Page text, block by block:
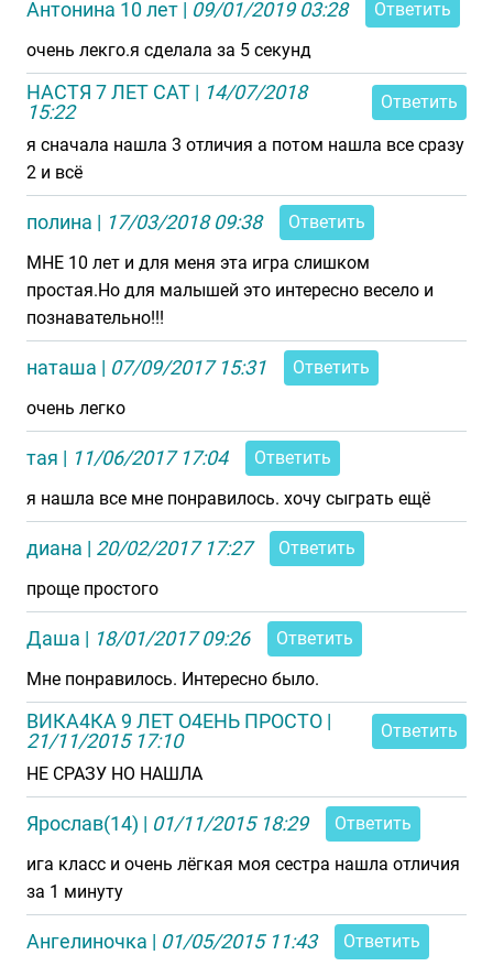
Антонина 10 лет | 09/01/2019 03:28
Ответить
очень лекго.я сделала за 5 секунд
НАСТЯ 7 ЛЕТ CAT | 14/07/2018
15:22
Ответить
я сначала нашла 3 отличия а потом нашла все сразу
2 и всё
полина | 17/03/2018 09:38
Ответить
МНЕ 10 лет и для меня эта игра слишком
простая.Но для малышей это интересно весело и
познавательно!!!
наташа | 07/09/2017 15:31
Ответить
очень легко
тая | 11/06/2017 17:04
Ответить
я нашла все мне понравилось. хочу сыграть ещё
диана | 20/02/2017 17:27
Ответить
проще простого
Даша | 18/01/2017 09:26
Ответить
Мне понравилось. Интересно было.
ВИКА4КА 9 ЛЕТ О4ЕНЬ ПРОСТО |
21/11/2015 17:10
Ответить
НЕ СРАЗУ НО НАШЛА
Ярослав(14) | 01/11/2015 18:29
Ответить
ига класс и очень лёгкая моя сестра нашла отличия
за 1 минуту
Ангелиночка | 01/05/2015 11:43 Ответить